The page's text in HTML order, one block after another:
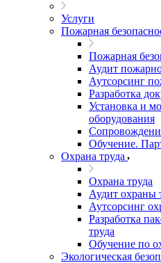
Услуги
Пожарная
Пожарная
Аудит
Аутсорсинг
Разработка
Установка и
оборудования
Обучение.
Охрана труда
Охрана труда
Аудит охраны
Аутсорсинг
Разработка
труда
Обучение по
Экологическая